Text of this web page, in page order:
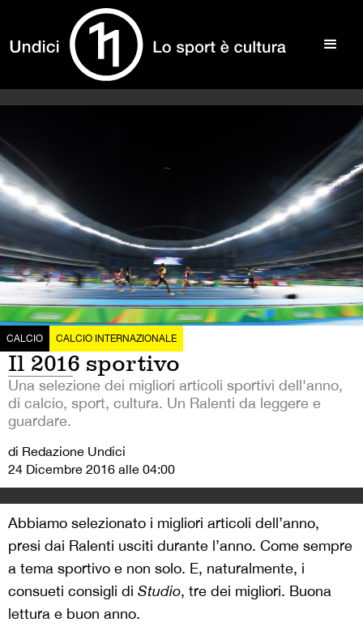
CALCIO CALCIO INTERNAZIONALE
Il 2016 sportivo
Una selezione dei migliori articoli sportivi dell'anno,
di calcio, sport, cultura. Un Ralenti da leggere e
guardare.
di Redazione Undici
24 Dicembre 2016 alle 04:00
Abbiamo selezionato i migliori articoli dell’anno,
presi dai Ralenti usciti durante l’anno. Come sempre
a tema sportivo e non solo. E, naturalmente, i
consueti consigli di Studio, tre dei migliori. Buona
lettura e buon anno.